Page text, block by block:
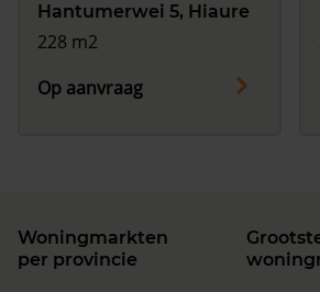
Hantumerwei 5, Hiaure
228 m2
Op aanvraag
Woningmarkten
per provincie